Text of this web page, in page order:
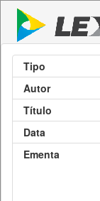
Tipo
Autor
Título
Data
Ementa